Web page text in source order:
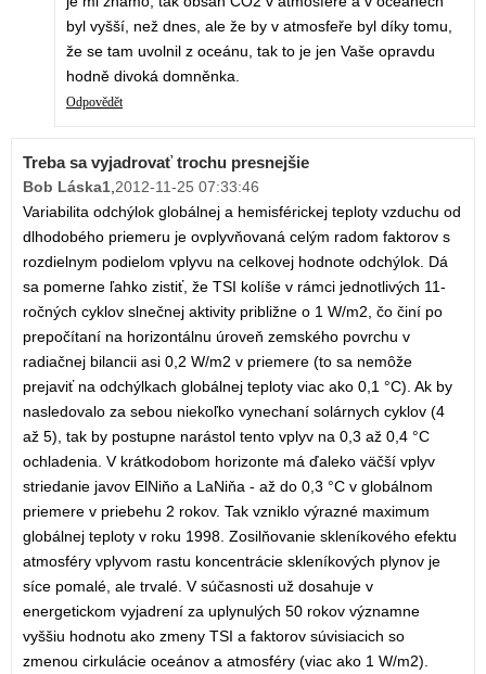
byl vyšší, než dnes, ale že by v atmosfeře byl díky tomu,
že se tam uvolnil z oceánu, tak to je jen Vaše opravdu
hodně divoká domněnka.
Odpovědět
Treba sa vyjadrovať trochu presnejšie
Bob Láska1 2012-11-25 07:33:46
Variabilita odchýlok globálnej a hemisférickej teploty vzduchu od
dlhodobého priemeru je ovplyvňovaná celým radom faktorov s
rozdielnym podielom vplyvu na celkovej hodnote odchýlok. Dá
sa pomerne ľahko zistiť, že TSI kolíše v rámci jednotlivých 11-
ročných cyklov slnečnej aktivity približne o 1 W/m2, čo činí po
prepočítaní na horizontálnu úroveň zemského povrchu v
radiačnej bilancii asi 0,2 W/m2 v priemere (to sa nemôže
prejaviť na odchýlkach globálnej teploty viac ako 0,1 °C). Ak by
nasledovalo za sebou niekoľko vynechaní solárnych cyklov (4
až 5), tak by postupne narástol tento vplyv na 0,3 až 0,4 °C
ochladenia. V krátkodobom horizonte má ďaleko väčší vplyv
striedanie javov ElNiňo a LaNiňa - až do 0,3 °C v globálnom
priemere v priebehu 2 rokov. Tak vzniklo výrazné maximum
globálnej teploty v roku 1998. Zosilňovanie skleníkového efektu
atmosféry vplyvom rastu koncentrácie skleníkových plynov je
síce pomalé, ale trvalé. V súčasnosti už dosahuje v
energetickom vyjadrení za uplynulých 50 rokov významne
vyššiu hodnotu ako zmeny TSI a faktorov súvisiacich so
zmenou cirkulácie oceánov a atmosféry (viac ako 1 W/m2).